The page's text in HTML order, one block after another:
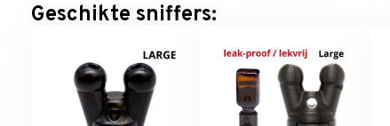
Geschikte sniffers: